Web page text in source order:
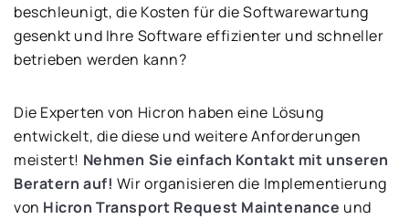
beschleunigt, die Kosten für die Softwarewartung
gesenkt und Ihre Software effizienter und schneller
betrieben werden kann?
Die Experten von Hicron haben eine Lösung
entwickelt, die diese und weitere Anforderungen
meistert! Nehmen Sie einfach Kontakt mit unseren
Beratern auf! Wir organisieren die Implementierung
von Hicron Transport Request Maintenance und